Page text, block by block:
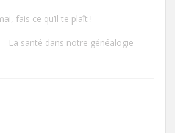
fais ce qu’il te plaît !
– La santé dans notre généalogie